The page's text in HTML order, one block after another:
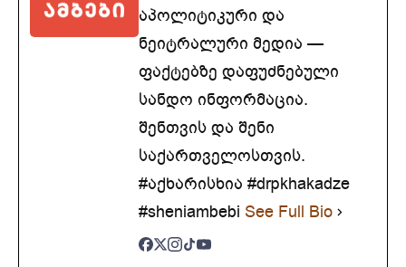
აპოლიტიკური და
ნეიტრალური მედია —
ფაქტებზე დაფუძნებული
სანდო ინფორმაცია.
შენთვის და შენი
საქართველოსთვის.
#აქხარისხია #drpkhakadze
#sheniambebi See Full Bio